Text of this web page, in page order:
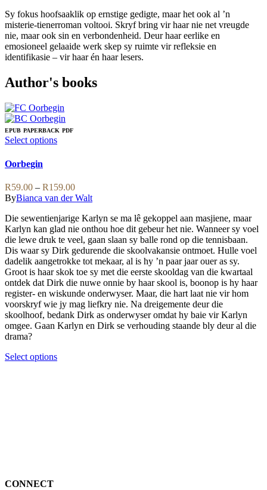
Sy fokus hoofsaaklik op ernstige gedigte, maar het ook al ’n
misterie-tienerroman voltooi. Skryf bring vir haar nie net vreugde
nie, maar ook sin en verbondenheid. Deur haar eerlike en
emosioneel gelaaide werk skep sy ruimte vir refleksie en
identifikasie – vir haar én haar lesers.
Author's books
EPUB PAPERBACK PDF
Select optionsThis
variants.
The
options
may
be
chosen
on
the
product
page
Oorbegin
R59.00 – R159.00Price
range:
through
R159.00
ByBianca van der Walt
Die sewentienjarige Karlyn se ma lê gekoppel aan masjiene, maar
Karlyn kan glad nie onthou hoe dit gebeur het nie. Wanneer sy voel
die lewe druk te veel, gaan slaan sy balle rond op die tennisbaan.
Dis waar sy Dirk gedurende die skoolvakansie ontmoet. Hulle voel
dadelik aangetrokke tot mekaar, al is hy ’n paar jaar ouer as sy.
Groot is haar skok toe sy met die eerste skooldag van die kwartaal
ontdek dat Dirk die nuwe onnie by haar skool is, boonop is hy haar
register- en wiskunde onderwyser. Maar, die hart laat nie vir hom
voorskryf wie jy mag liefkry nie. Na dreigemente deur die
skoolhoof, bedank Dirk as onderwyser omdat hy baie vir Karlyn
omgee. Gaan Karlyn en Dirk se verhouding staande bly deur al die
drama?
Select optionsThis
CONNECT